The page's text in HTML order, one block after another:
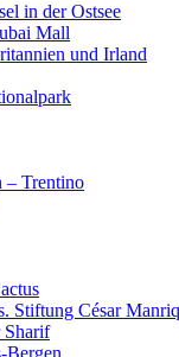
in der Ostsee
Mall
und Irland
– Trentino
Stiftung César
Sharif
Bergen